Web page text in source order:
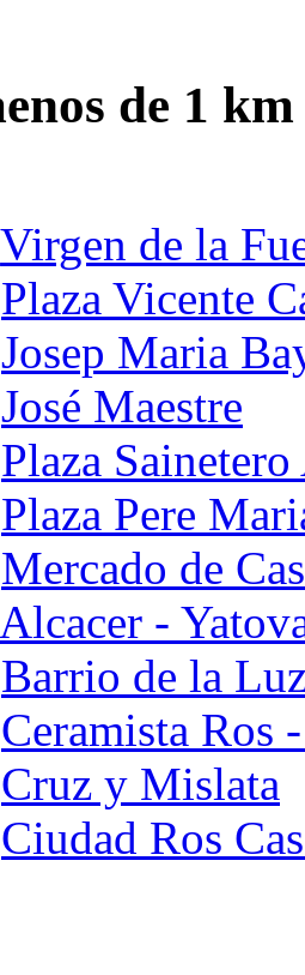
de 1
Virgen de la
Plaza Vicente
Josep Maria
José Maestre
Plaza
Plaza Pere
Mercado de
Alcacer -
Barrio de la
Ceramista Ros
Cruz y Mislata
Ciudad Ros